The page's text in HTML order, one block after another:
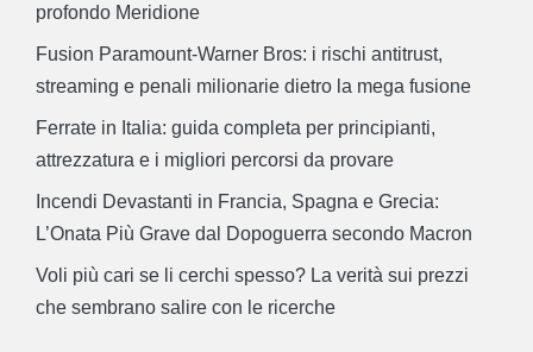
profondo Meridione
Fusion Paramount-Warner Bros: i rischi antitrust,
streaming e penali milionarie dietro la mega fusione
Ferrate in Italia: guida completa per principianti,
attrezzatura e i migliori percorsi da provare
Incendi Devastanti in Francia, Spagna e Grecia:
L’Onata Più Grave dal Dopoguerra secondo Macron
Voli più cari se li cerchi spesso? La verità sui prezzi
che sembrano salire con le ricerche